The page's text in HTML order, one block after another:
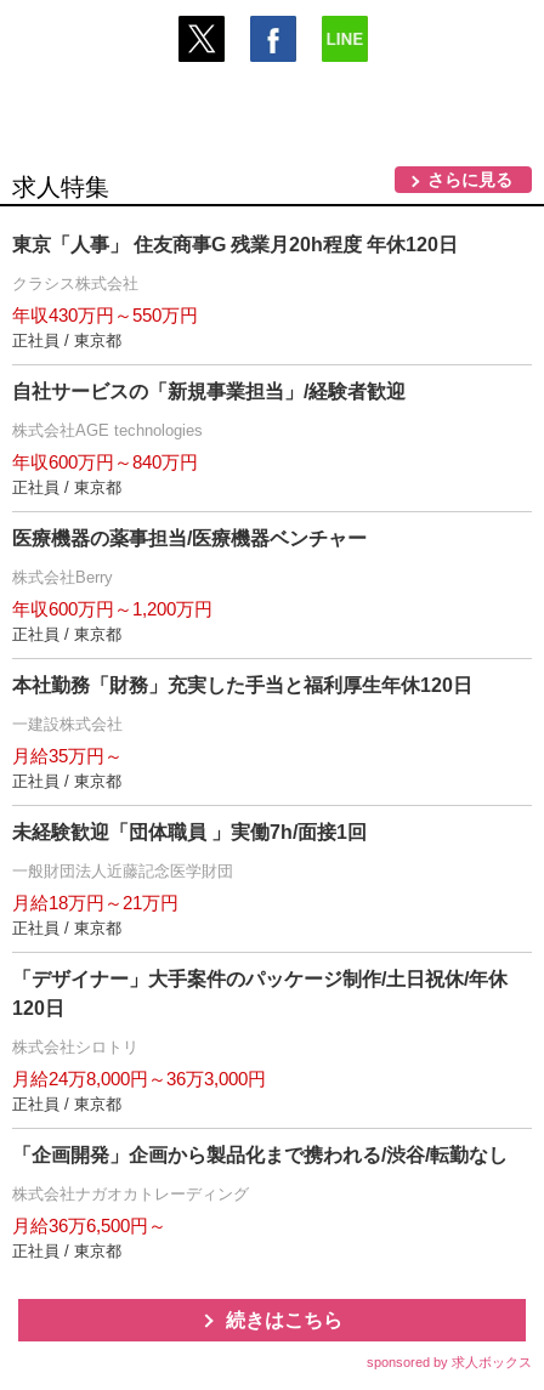
求人特集 さらに見る
東京「人事」 住友商事G 残業月20h程度 年休120日
クラシス株式会社
年収430万円～550万円
正社員 / 東京都
自社サービスの「新規事業担当」/経験者歓迎
株式会社AGE technologies
年収600万円～840万円
正社員 / 東京都
医療機器の薬事担当/医療機器ベンチャー
株式会社Berry
年収600万円～1,200万円
正社員 / 東京都
本社勤務「財務」充実した手当と福利厚生年休120日
一建設株式会社
月給35万円～
正社員 / 東京都
未経験歓迎「団体職員 」実働7h/面接1回
一般財団法人近藤記念医学財団
月給18万円～21万円
正社員 / 東京都
「デザイナー」大手案件のパッケージ制作/土日祝休/年休
120日
株式会社シロトリ
月給24万8,000円～36万3,000円
正社員 / 東京都
「企画開発」企画から製品化まで携われる/渋谷/転勤なし
株式会社ナガオカトレーディング
月給36万6,500円～
正社員 / 東京都
続きはこちら
sponsored by 求人ボックス